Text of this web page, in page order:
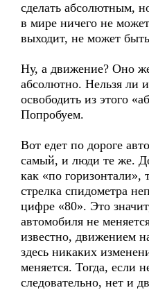
сделать абсолютным,
в мире ничего не
выходит, не может
Ну, а движение? Оно
абсолютно. Нельзя ли
освободить из этого
Попробуем.
Вот едет по дороге
самый, и люди те же.
как «по горизонтали»,
стрелка спидометра
цифре «80». Это
автомобиля не
известно, движением
здесь никаких
меняется. Тогда, если
следовательно, нет и